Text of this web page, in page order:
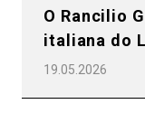
O Rancilio
italiana do
19.05.2026